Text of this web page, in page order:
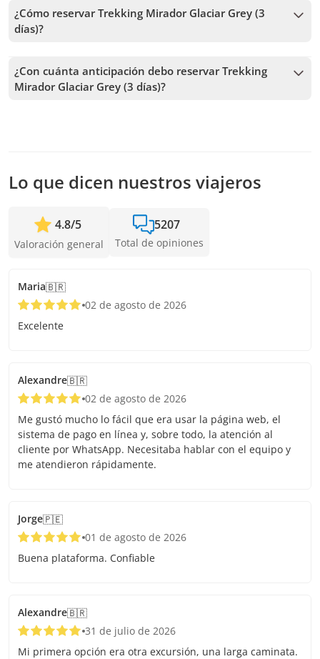
cambiante. En un mismo día puede haber sol, nubes, lluvia
y viento. Por lo tanto, te recomendamos ir preparado para
todo tipo de clima.
¿Cómo reservar Trekking Mirador Glaciar Grey (3
días)?
elegir la fecha y seguir los pasos en el sitio web. En el carrito
podrás agregar más tours antes de confirmar tu reserva.
¿Con cuánta anticipación debo reservar Trekking
Mirador Glaciar Grey (3 días)?
Lo que dicen nuestros viajeros
4.8/5
Valoración general
5207
Total de opiniones
Maria🇧🇷
02 de agosto de 2026
Excelente
Alexandre🇧🇷
02 de agosto de 2026
Me gustó mucho lo fácil que era usar la página web, el
sistema de pago en línea y, sobre todo, la atención al
cliente por WhatsApp. Necesitaba hablar con el equipo y
me atendieron rápidamente.
Jorge🇵🇪
01 de agosto de 2026
Buena plataforma. Confiable
Alexandre🇧🇷
31 de julio de 2026
Mi primera opción era otra excursión, una larga caminata.